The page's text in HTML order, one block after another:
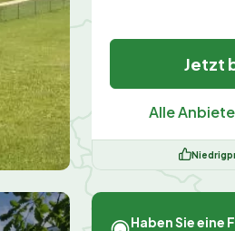
Jetzt
Alle
Haben Sie eine